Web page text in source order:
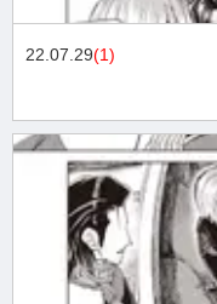
22.07.29(1)